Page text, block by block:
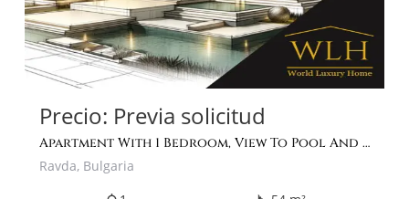
Precio: Previa solicitud
Apartment With 1 Bedroom, View To Pool And Sea In Elitonia Gardens, Ravda
Ravda, Bulgaria